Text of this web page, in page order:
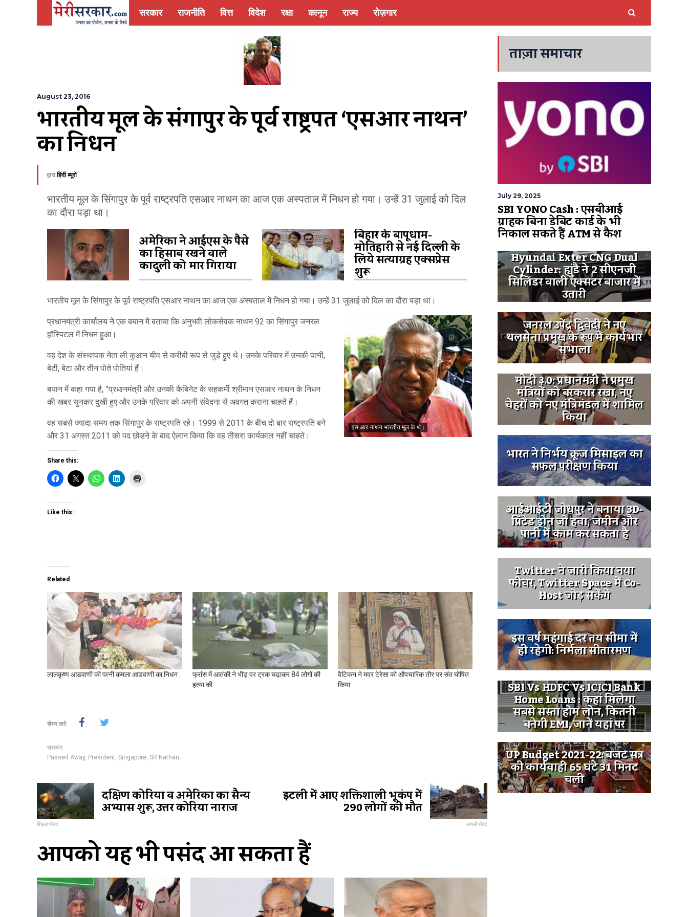
सरकार राजनीति वित्त विदेश रक्षा कानून राज्य रोज़गार
August 23, 2016
भारतीय मूल के सिंगापुर के पूर्व राष्ट्रपति ‘एसआर नाथन’
का निधन
द्वाराहिंदी ब्यूरो
भारतीय मूल के सिंगापुर के पूर्व राष्ट्रपति एसआर नाथन का आज एक अस्पताल में निधन हो गया। उन्हें 31 जुलाई को दिल
का दौरा पड़ा था।
अमेरिका ने आईएस के पैसे
का हिसाब रखने वाले
कादुली को मार गिराया
बिहार के बापूधाम-
मोतिहारी से नई दिल्ली के
लिये सत्याग्रह एक्सप्रेस
शुरू
भारतीय मूल के सिंगापुर के पूर्व राष्ट्रपति एसआर नाथन का आज एक अस्पताल में निधन हो गया। उन्हें 31 जुलाई को दिल का दौरा पड़ा था।
एस आर नाथन भारतीय मूल के थे।
प्रधानमंत्री कार्यालय ने एक बयान में बताया कि अनुभवी लोकसेवक नाथन 92 का सिंगापुर जनरल
हॉस्पिटल में निधन हुआ।
वह देश के संस्थापक नेता ली कुआन यीव से करीबी रूप से जुड़े हुए थे। उनके परिवार में उनकी पत्नी,
बेटी, बेटा और तीन पोते पोतियां हैं।
बयान में कहा गया है, ”प्रधानमंत्री और उनकी कैबिनेट के सहकर्मी श्रीमान एसआर नाथन के निधन
की खबर सुनकर दुखी हुए और उनके परिवार को अपनी संवेदना से अवगत कराना चाहते हैं।
वह सबसे ज्यादा समय तक सिंगापुर के राष्ट्रपति रहे। 1999 से 2011 के बीच दो बार राष्ट्रपति बने
और 31 अगस्त 2011 को पद छोडऩे के बाद ऐलान किया कि वह तीसरा कार्यकाल नहीं चाहते।
Share this:
Like this:
Related
लालकृष्ण आडवाणी की पत्नी कमला आडवाणी का निधन
फ्रांस में आतंकी ने भीड़ पर ट्रक चढ़ाकर 84 लोगों की
हत्या की
वैटिकन ने मदर टेरेसा को औपचारिक तौर पर संत घोषित
किया
शेयर करे
सरकार
Passed Away, President Singapore SR Nathan
दक्षिण कोरिया व अमेरिका का सैन्य
अभ्यास शुरू, उत्तर कोरिया नाराज
पिछला पोस्ट
इटली में आए शक्तिशाली भूकंप में
290 लोगों की मौत
अगली पोस्ट
आपको यह भी पसंद आ सकता हैं
ताज़ा समाचार
July 29, 2025
SBI YONO Cash : एसबीआई
ग्राहक बिना डेबिट कार्ड के भी
निकाल सकते हैं ATM से कैश
Hyundai Exter CNG Dual
Cylinder: ह्युंडै ने 2 सीएनजी
सिलिंडर वाली एक्सटर बाजार में
उतारी
जनरल उपेंद्र द्विवेदी ने नए
थलसेना प्रमुख के रूप में कार्यभार
संभाला
मोदी ३.0: प्रधानमंत्री ने प्रमुख
मंत्रियों को बरकरार रखा, नए
चेहरों को नए मंत्रिमंडल में शामिल
किया
भारत ने निर्भय क्रूज मिसाइल का
सफल परीक्षण किया
आईआईटी जोधपुर ने बनाया 3D-
प्रिंटेड ड्रोन जो हवा, जमीन और
पानी में काम कर सकता है
Twitter ने जारी किया नया
फीचर, Twitter Space में Co-
Host जोड़ सकेंगे
इस वर्ष महंगाई दर तय सीमा में
ही रहेगी: निर्मला सीतारमण
SBI Vs HDFC Vs ICICI Bank
Home Loans : कहां मिलेगा
सबसे सस्ता होम लोन, कितनी
बनेगी EMI, जानें यहां पर
UP Budget 2021-22: बजट सत्र
की कार्यवाही 65 घंटे 31 मिनट
चली